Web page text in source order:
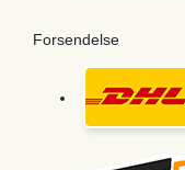
Forsendelse